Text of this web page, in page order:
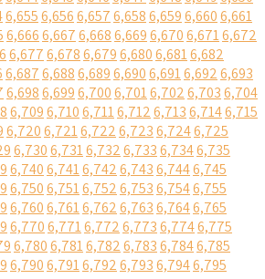
6,6556,6566,6576,6586,6596,6606,661
6,6666,6676,6686,6696,6706,6716,672
6,6776,6786,6796,6806,6816,682
6,6876,6886,6896,6906,6916,6926,693
6,6986,6996,7006,7016,7026,7036,704
6,7096,7106,7116,7126,7136,7146,715
6,7206,7216,7226,7236,7246,725
6,7306,7316,7326,7336,7346,735
6,7406,7416,7426,7436,7446,745
6,7506,7516,7526,7536,7546,755
6,7606,7616,7626,7636,7646,765
6,7706,7716,7726,7736,7746,775
6,7806,7816,7826,7836,7846,785
6,7906,7916,7926,7936,7946,795